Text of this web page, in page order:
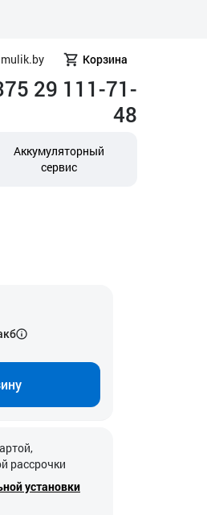
Корзина
29 111-71-
48
Аккумуляторный
сервис
рассрочки
установки